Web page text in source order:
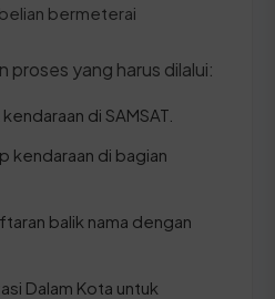
bermeterai
proses yang harus dilalui:
di SAMSAT.
kendaraan di bagian
balik nama dengan
Dalam Kota untuk